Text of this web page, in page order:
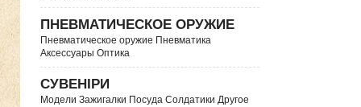
ПНЕВМАТИЧЕСКОЕ ОРУЖИЕ
Пневматическое оружие Пневматика
Аксессуары Оптика
СУВЕНІРИ
Модели Зажигалки Посуда Солдатики Другое